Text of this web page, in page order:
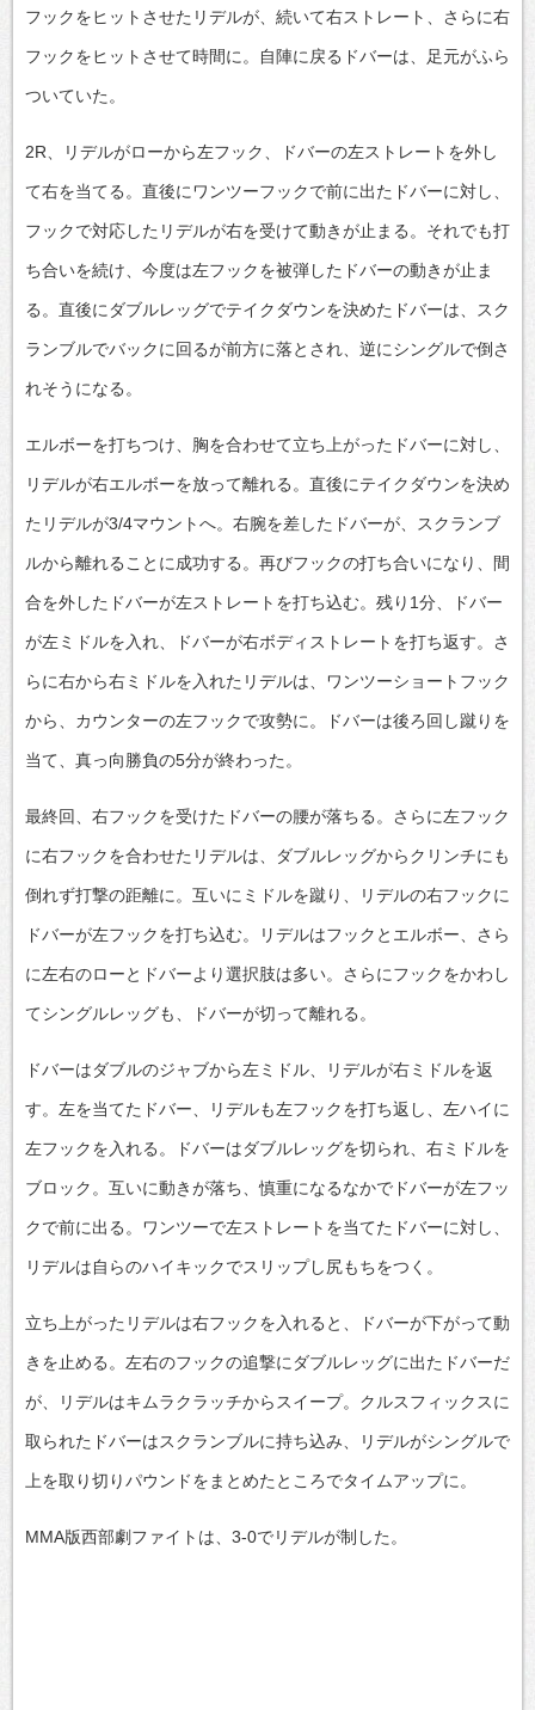
フックをヒットさせたリデルが、続いて右ストレート、さらに右
フックをヒットさせて時間に。自陣に戻るドバーは、足元がふら
ついていた。
2R、リデルがローから左フック、ドバーの左ストレートを外し
て右を当てる。直後にワンツーフックで前に出たドバーに対し、
フックで対応したリデルが右を受けて動きが止まる。それでも打
ち合いを続け、今度は左フックを被弾したドバーの動きが止ま
る。直後にダブルレッグでテイクダウンを決めたドバーは、スク
ランブルでバックに回るが前方に落とされ、逆にシングルで倒さ
れそうになる。
エルボーを打ちつけ、胸を合わせて立ち上がったドバーに対し、
リデルが右エルボーを放って離れる。直後にテイクダウンを決め
たリデルが3/4マウントへ。右腕を差したドバーが、スクランブ
ルから離れることに成功する。再びフックの打ち合いになり、間
合を外したドバーが左ストレートを打ち込む。残り1分、ドバー
が左ミドルを入れ、ドバーが右ボディストレートを打ち返す。さ
らに右から右ミドルを入れたリデルは、ワンツーショートフック
から、カウンターの左フックで攻勢に。ドバーは後ろ回し蹴りを
当て、真っ向勝負の5分が終わった。
最終回、右フックを受けたドバーの腰が落ちる。さらに左フック
に右フックを合わせたリデルは、ダブルレッグからクリンチにも
倒れず打撃の距離に。互いにミドルを蹴り、リデルの右フックに
ドバーが左フックを打ち込む。リデルはフックとエルボー、さら
に左右のローとドバーより選択肢は多い。さらにフックをかわし
てシングルレッグも、ドバーが切って離れる。
ドバーはダブルのジャブから左ミドル、リデルが右ミドルを返
す。左を当てたドバー、リデルも左フックを打ち返し、左ハイに
左フックを入れる。ドバーはダブルレッグを切られ、右ミドルを
ブロック。互いに動きが落ち、慎重になるなかでドバーが左フッ
クで前に出る。ワンツーで左ストレートを当てたドバーに対し、
リデルは自らのハイキックでスリップし尻もちをつく。
立ち上がったリデルは右フックを入れると、ドバーが下がって動
きを止める。左右のフックの追撃にダブルレッグに出たドバーだ
が、リデルはキムラクラッチからスイープ。クルスフィックスに
取られたドバーはスクランブルに持ち込み、リデルがシングルで
上を取り切りパウンドをまとめたところでタイムアップに。
MMA版西部劇ファイトは、3-0でリデルが制した。